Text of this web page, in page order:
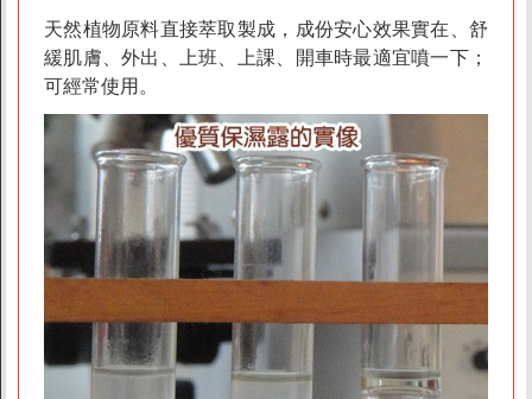
天然植物原料直接萃取製成，成份安心效果實在、舒
緩肌膚、外出、上班、上課、開車時最適宜噴一下；
可經常使用。